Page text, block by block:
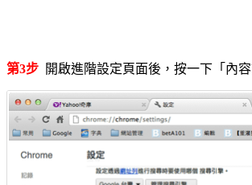
第3步 開啟進階設定頁面後，按一下「內